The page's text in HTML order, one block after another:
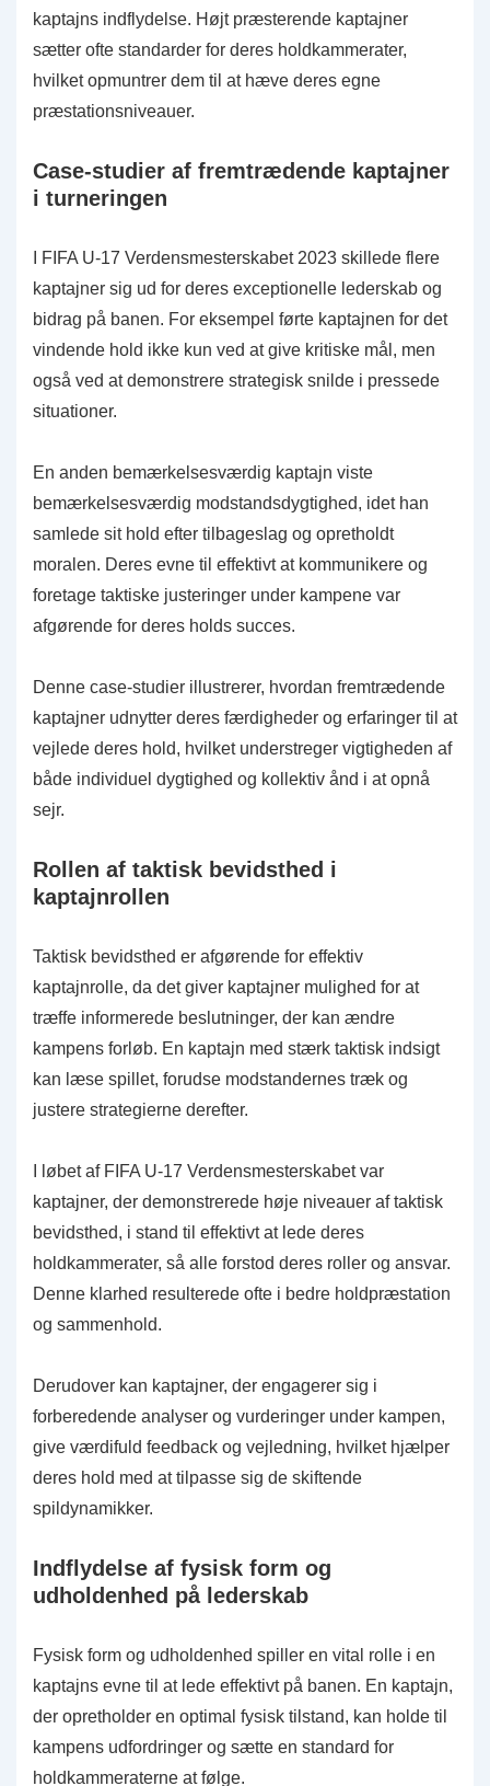
kaptajns indflydelse. Højt præsterende kaptajner
sætter ofte standarder for deres holdkammerater,
hvilket opmuntrer dem til at hæve deres egne
præstationsniveauer.
Case-studier af fremtrædende kaptajner
i turneringen
I FIFA U-17 Verdensmesterskabet 2023 skillede flere
kaptajner sig ud for deres exceptionelle lederskab og
bidrag på banen. For eksempel førte kaptajnen for det
vindende hold ikke kun ved at give kritiske mål, men
også ved at demonstrere strategisk snilde i pressede
situationer.
En anden bemærkelsesværdig kaptajn viste
bemærkelsesværdig modstandsdygtighed, idet han
samlede sit hold efter tilbageslag og opretholdt
moralen. Deres evne til effektivt at kommunikere og
foretage taktiske justeringer under kampene var
afgørende for deres holds succes.
Denne case-studier illustrerer, hvordan fremtrædende
kaptajner udnytter deres færdigheder og erfaringer til at
vejlede deres hold, hvilket understreger vigtigheden af
både individuel dygtighed og kollektiv ånd i at opnå
sejr.
Rollen af taktisk bevidsthed i
kaptajnrollen
Taktisk bevidsthed er afgørende for effektiv
kaptajnrolle, da det giver kaptajner mulighed for at
træffe informerede beslutninger, der kan ændre
kampens forløb. En kaptajn med stærk taktisk indsigt
kan læse spillet, forudse modstandernes træk og
justere strategierne derefter.
I løbet af FIFA U-17 Verdensmesterskabet var
kaptajner, der demonstrerede høje niveauer af taktisk
bevidsthed, i stand til effektivt at lede deres
holdkammerater, så alle forstod deres roller og ansvar.
Denne klarhed resulterede ofte i bedre holdpræstation
og sammenhold.
Derudover kan kaptajner, der engagerer sig i
forberedende analyser og vurderinger under kampen,
give værdifuld feedback og vejledning, hvilket hjælper
deres hold med at tilpasse sig de skiftende
spildynamikker.
Indflydelse af fysisk form og
udholdenhed på lederskab
Fysisk form og udholdenhed spiller en vital rolle i en
kaptajns evne til at lede effektivt på banen. En kaptajn,
der opretholder en optimal fysisk tilstand, kan holde til
kampens udfordringer og sætte en standard for
holdkammeraterne at følge.